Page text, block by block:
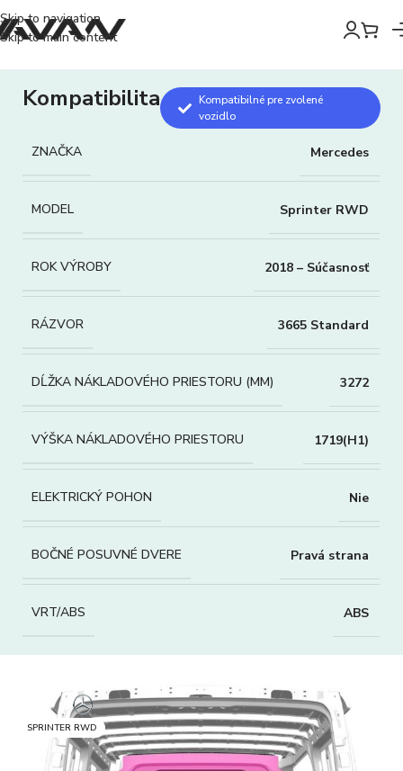
Skip to navigation
Skip to main content
Kompatibilita
Kompatibilné pre zvolené
vozidlo
ZNAČKA Mercedes
MODEL Sprinter RWD
ROK VÝROBY 2018 – Súčasnosť
RÁZVOR 3665 Standard
DĹŽKA NÁKLADOVÉHO PRIESTORU (MM) 3272
VÝŠKA NÁKLADOVÉHO PRIESTORU 1719(H1)
ELEKTRICKÝ POHON Nie
BOČNÉ POSUVNÉ DVERE Pravá strana
VRT/ABS ABS
SPRINTER RWD